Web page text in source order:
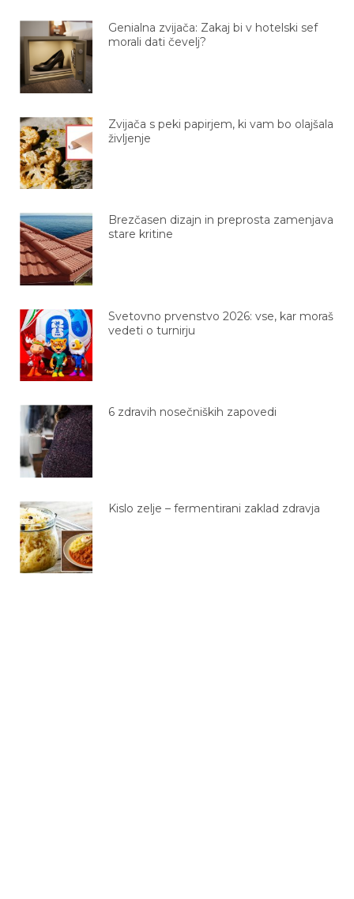
Genialna zvijača: Zakaj bi v hotelski sef
morali dati čevelj?
Zvijača s peki papirjem, ki vam bo olajšala
življenje
Brezčasen dizajn in preprosta zamenjava
stare kritine
Svetovno prvenstvo 2026: vse, kar moraš
vedeti o turnirju
6 zdravih nosečniških zapovedi
Kislo zelje – fermentirani zaklad zdravja